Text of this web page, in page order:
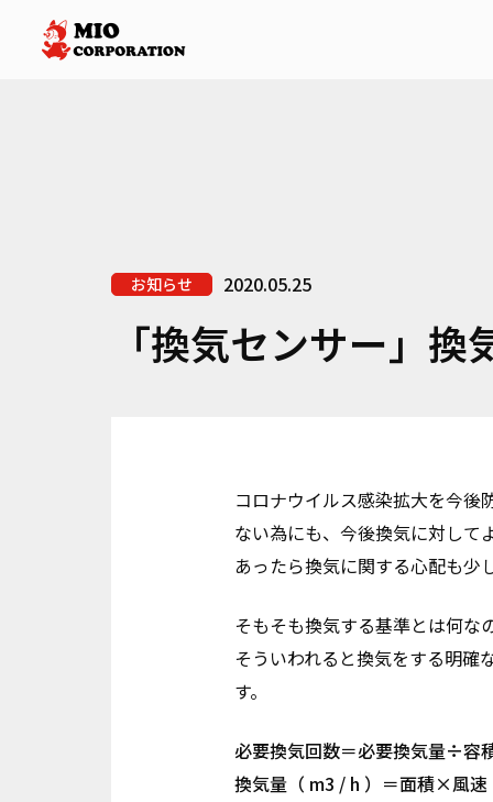
お知らせ 2020.05.25
「換気センサー」
コロナウイルス感染拡大を今後
ない為にも、今後換気に対して
あったら換気に関する心配も少
そもそも換気する基準とは何な
そういわれると換気をする明確
す。
必要換気回数＝必要換気量÷容
換気量（ m3 / h ）＝面積×風速